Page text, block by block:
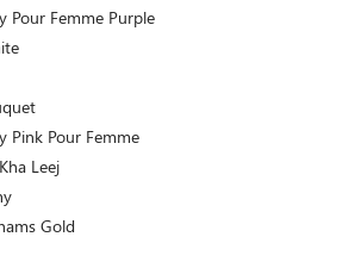
Pour Femme Purple
Pink Pour Femme
Leej
Gold